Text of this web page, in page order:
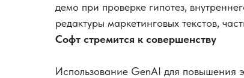
демо при проверке гипотез,
редактуры маркетинговых текстов,
Софт стремится к совершенству
Использование GenAI для повышения